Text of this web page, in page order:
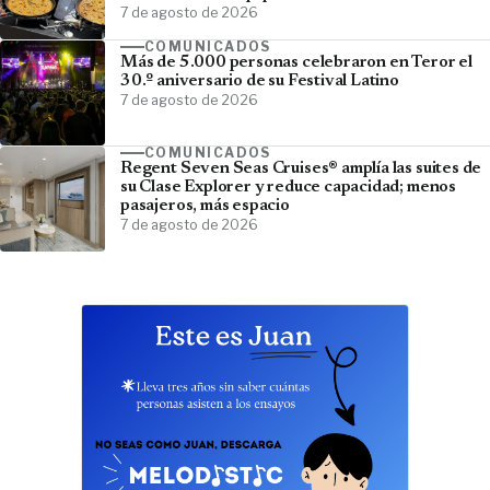
7 de agosto de 2026
COMUNICADOS
Más de 5.000 personas celebraron en Teror el
30.º aniversario de su Festival Latino
7 de agosto de 2026
COMUNICADOS
Regent Seven Seas Cruises® amplía las suites de
su Clase Explorer y reduce capacidad; menos
pasajeros, más espacio
7 de agosto de 2026